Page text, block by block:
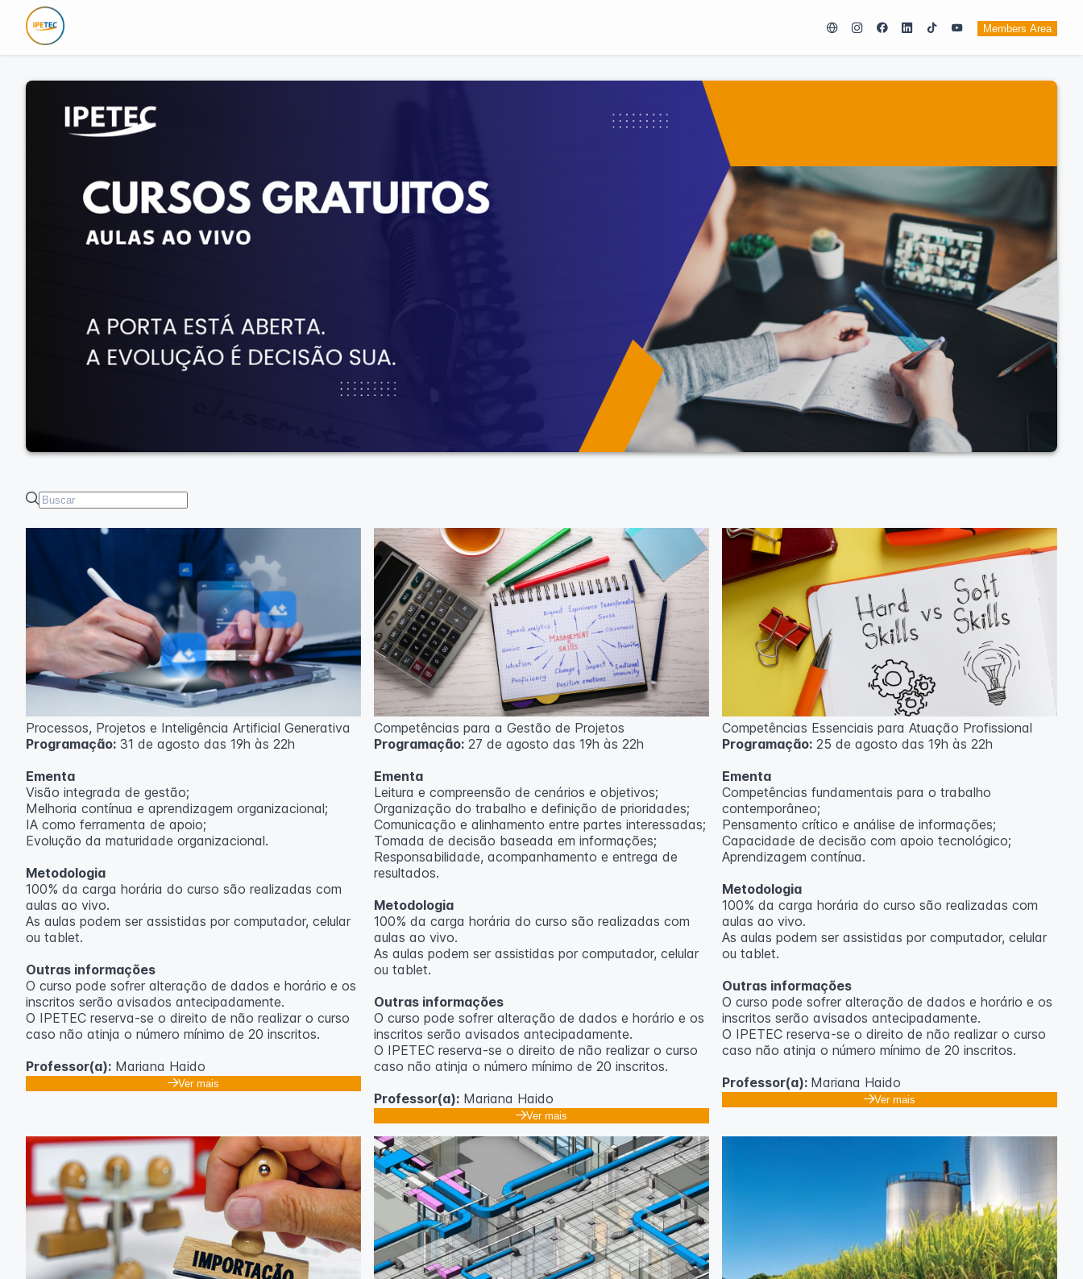
Members Area
Processos, Projetos e Inteligência Artificial Generativa
Programação: 31 de agosto das 19h às 22h
Ementa
Visão integrada de gestão;
Melhoria contínua e aprendizagem organizacional;
IA como ferramenta de apoio;
Evolução da maturidade organizacional.
Metodologia
100% da carga horária do curso são realizadas com
aulas ao vivo.
As aulas podem ser assistidas por computador, celular
ou tablet.
Outras informações
O curso pode sofrer alteração de dados e horário e os
inscritos serão avisados ​​antecipadamente.
O IPETEC reserva-se o direito de não realizar o curso
caso não atinja o número mínimo de 20 inscritos.
Professor(a): Mariana Haido
Ver mais
Competências para a Gestão de Projetos
Programação:27 de agosto das 19h às 22h
Ementa
Leitura e compreensão de cenários e objetivos;
Organização do trabalho e definição de prioridades;
Comunicação e alinhamento entre partes interessadas;
Tomada de decisão baseada em informações;
Responsabilidade, acompanhamento e entrega de
resultados.
Metodologia
100% da carga horária do curso são realizadas com
aulas ao vivo.
As aulas podem ser assistidas por computador, celular
ou tablet.
Outras informações
O curso pode sofrer alteração de dados e horário e os
inscritos serão avisados ​​antecipadamente.
O IPETEC reserva-se o direito de não realizar o curso
caso não atinja o número mínimo de 20 inscritos.
Professor(a):Mariana Haido
Ver mais
Competências Essenciais para Atuação Profissional
Programação:25 de agosto das 19h às 22h
Ementa
Competências fundamentais para o trabalho
contemporâneo;
Pensamento crítico e análise de informações;
Capacidade de decisão com apoio tecnológico;
Aprendizagem contínua.
Metodologia
100% da carga horária do curso são realizadas com
aulas ao vivo.
As aulas podem ser assistidas por computador, celular
ou tablet.
Outras informações
O curso pode sofrer alteração de dados e horário e os
inscritos serão avisados ​​antecipadamente.
O IPETEC reserva-se o direito de não realizar o curso
caso não atinja o número mínimo de 20 inscritos.
Professor(a): Mariana Haido
Ver mais